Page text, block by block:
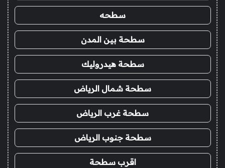
سطحه
سطحة بين المدن
سطحة هيدروليك
سطحة شمال الرياض
سطحة غرب الرياض
سطحة جنوب الرياض
اقرب سطحة